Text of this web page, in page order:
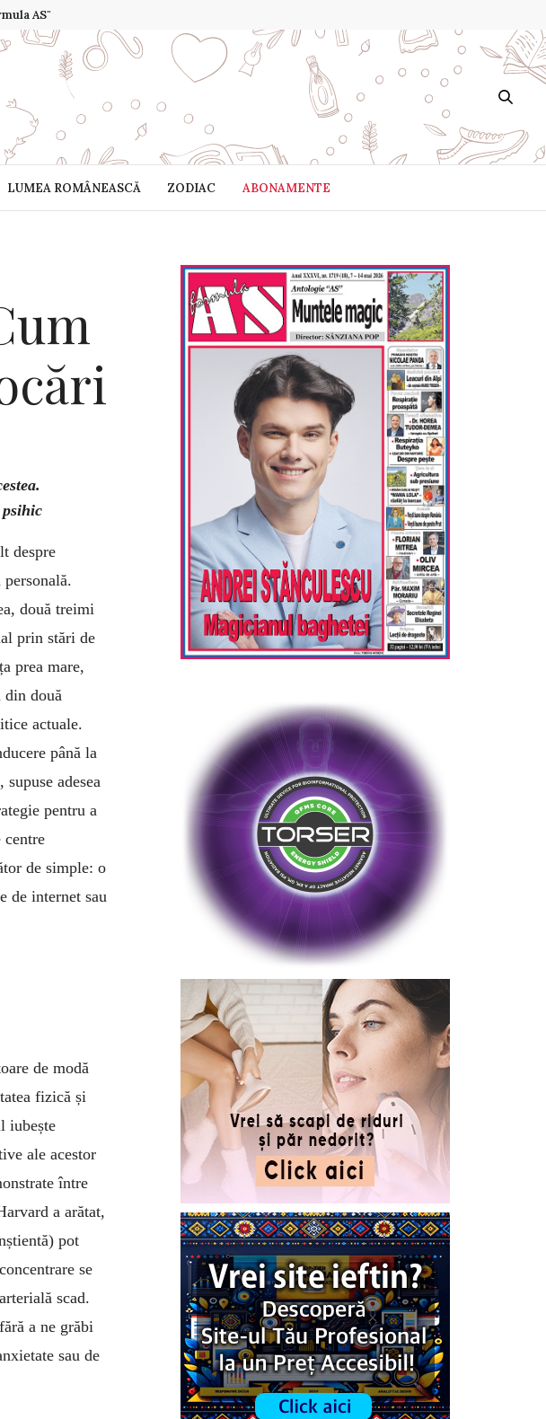
AS"
LUMEA ROMÂNEASCĂ ZODIAC ABONAMENTE
despre
două treimi
prin stări de
prea mare,
din două
actuale.
până la
adesea
pentru a
de simple: o
de internet sau
de modă
fizică și
iubește
ale acestor
între
a arătat,
pot
se
scad.
a ne grăbi
sau de